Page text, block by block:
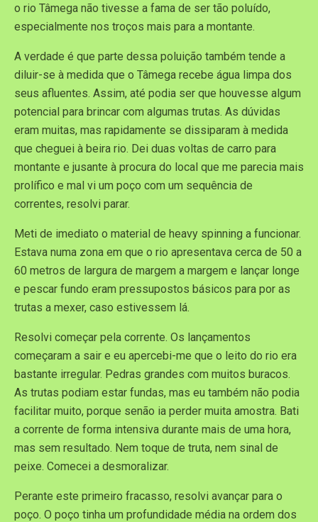
o rio Tâmega não tivesse a fama de ser tão poluído,
especialmente nos troços mais para a montante.
A verdade é que parte dessa poluição também tende a
diluir-se à medida que o Tâmega recebe água limpa dos
seus afluentes. Assim, até podia ser que houvesse algum
potencial para brincar com algumas trutas. As dúvidas
eram muitas, mas rapidamente se dissiparam à medida
que cheguei à beira rio. Dei duas voltas de carro para
montante e jusante à procura do local que me parecia mais
prolífico e mal vi um poço com um sequência de
correntes, resolvi parar.
Meti de imediato o material de heavy spinning a funcionar.
Estava numa zona em que o rio apresentava cerca de 50 a
60 metros de largura de margem a margem e lançar longe
e pescar fundo eram pressupostos básicos para por as
trutas a mexer, caso estivessem lá.
Resolvi começar pela corrente. Os lançamentos
começaram a sair e eu apercebi-me que o leito do rio era
bastante irregular. Pedras grandes com muitos buracos.
As trutas podiam estar fundas, mas eu também não podia
facilitar muito, porque senão ia perder muita amostra. Bati
a corrente de forma intensiva durante mais de uma hora,
mas sem resultado. Nem toque de truta, nem sinal de
peixe. Comecei a desmoralizar.
Perante este primeiro fracasso, resolvi avançar para o
poço. O poço tinha um profundidade média na ordem dos